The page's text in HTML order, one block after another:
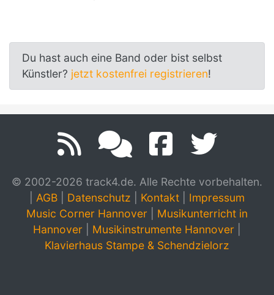
Du hast auch eine Band oder bist selbst
Künstler? jetzt kostenfrei registrieren!
© 2002-2026 track4.de. Alle Rechte vorbehalten.
AGB Datenschutz Kontakt
Impressum
Music Corner Hannover
Musikunterricht in
Hannover
Musikinstrumente Hannover
Klavierhaus Stampe & Schendzielorz